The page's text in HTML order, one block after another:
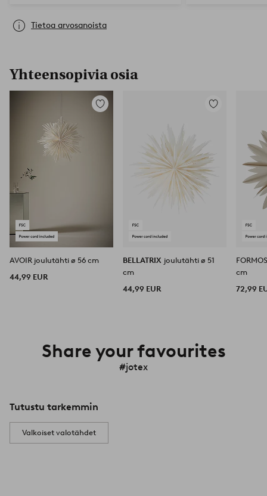
Tietoa arvosanoista
Yhteensopivia osia
Lisää
AVOIR joulutähti ø 56 cm
44,99 EUR
Lisää
BELLATRIX joulutähti ø 51
cm
44,99 EUR
cm
72,99
Share your favourites
#jotex
Tutustu tarkemmin
Valkoiset valotähdet